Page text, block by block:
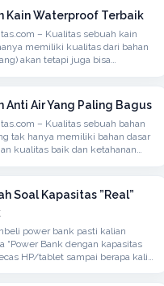
Kain Waterproof Terbaik
– Kualitas sebuah kain
memiliki kualitas dari bahan
akan tetapi juga bisa
Mantel atau
Anti Air Yang Paling Bagus
– Kualitas sebuah bahan
tak hanya memiliki bahan dasar
kualitas baik dan ketahanan
Soal Kapasitas ”Real”
power bank pasti kalian
“Power Bank dengan kapasitas
HP/tablet sampai berapa kali